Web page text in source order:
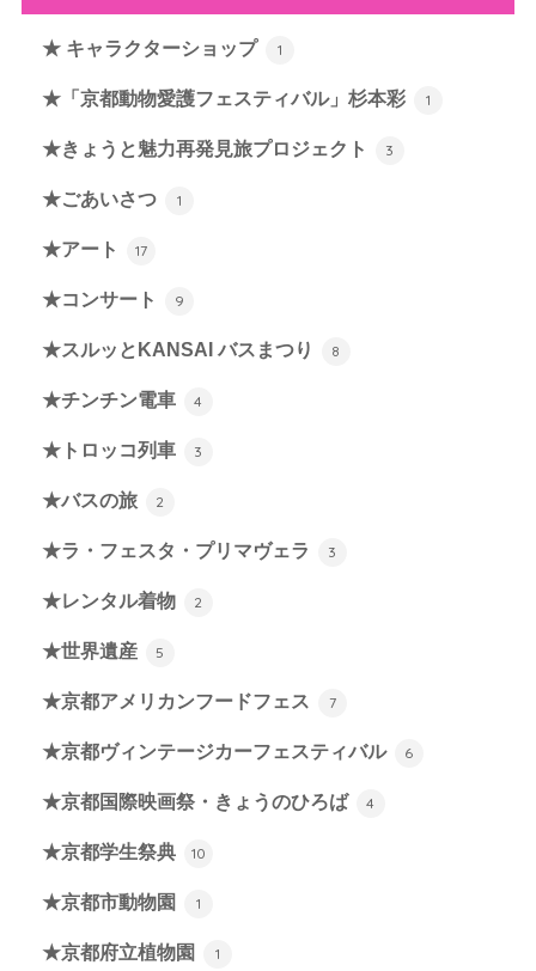
★ キャラクターショップ 1
★「京都動物愛護フェスティバル」杉本彩 1
★きょうと魅力再発見旅プロジェクト 3
★ごあいさつ 1
★アート 17
★コンサート 9
★スルッとKANSAI バスまつり 8
★チンチン電車 4
★トロッコ列車 3
★バスの旅 2
★ラ・フェスタ・プリマヴェラ 3
★レンタル着物 2
★世界遺産 5
★京都アメリカンフードフェス 7
★京都ヴィンテージカーフェスティバル 6
★京都国際映画祭・きょうのひろば 4
★京都学生祭典 10
★京都市動物園 1
★京都府立植物園 1